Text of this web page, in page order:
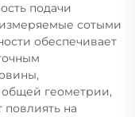
подачи
сотыми
обеспечивает
геометрии,
на